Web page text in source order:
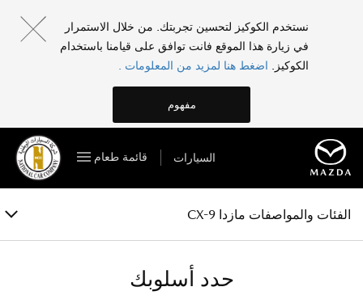
نستخدم الكوكيز لتحسين تجربتك. من خلال الاستمرار
في زيارة هذا الموقع فانت توافق على قيامنا باستخدام
الكوكيز.
اضغط هنا لمزيد من المعلومات .
مفهوم
السيارات قائمة طعام
الفئات والمواصفات مازدا CX-9
الفئات والمواصفات
الخصائص
المعرض
الملحقات
حدد أسلوبك